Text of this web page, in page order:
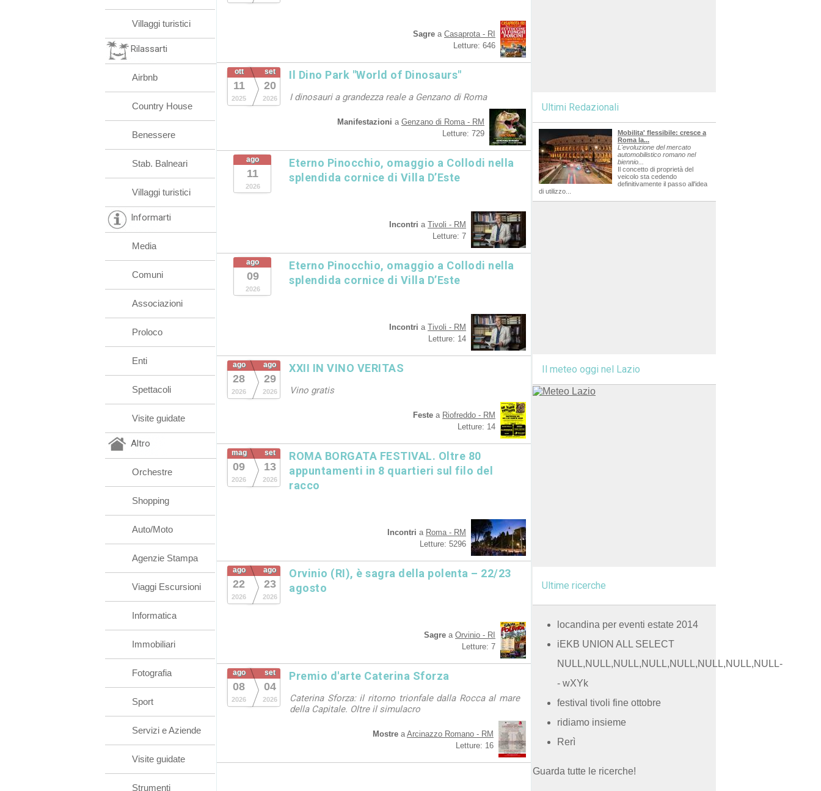
Sagre a Casaprota - RI
Letture: 646
ott
11
2025
set
20
2026
Il Dino Park "World of Dinosaurs"
I dinosauri a grandezza reale a Genzano di Roma
Manifestazioni a Genzano di Roma - RM
Letture: 729
ago
11
2026
Eterno Pinocchio, omaggio a Collodi nella
splendida cornice di Villa D’Este
Incontri a Tivoli - RM
Letture: 7
ago
09
2026
Eterno Pinocchio, omaggio a Collodi nella
splendida cornice di Villa D’Este
Incontri a Tivoli - RM
Letture: 14
ago
28
2026
ago
29
2026
XXII IN VINO VERITAS
Vino gratis
Feste a Riofreddo - RM
Letture: 14
mag
09
2026
set
13
2026
ROMA BORGATA FESTIVAL. Oltre 80
appuntamenti in 8 quartieri sul filo del
racco
Incontri a Roma - RM
Letture: 5296
ago
22
2026
ago
23
2026
Orvinio (RI), è sagra della polenta – 22/23
agosto
Sagre a Orvinio - RI
Letture: 7
ago
08
2026
set
04
2026
Premio d'arte Caterina Sforza
Caterina Sforza: il ritorno trionfale dalla Rocca al mare
della Capitale. Oltre il simulacro
Mostre aArcinazzo Romano - RM
Letture: 16
Villaggi turistici
Rilassarti
Airbnb
Country House
Benessere
Stab. Balneari
Villaggi turistici
Informarti
Media
Comuni
Associazioni
Proloco
Enti
Spettacoli
Visite guidate
Altro
Orchestre
Shopping
Auto/Moto
Agenzie Stampa
Viaggi Escursioni
Informatica
Immobiliari
Fotografia
Sport
Servizi e Aziende
Visite guidate
Strumenti
Ultimi Redazionali
Mobilita' flessibile: cresce a
Roma la...
L'evoluzione del mercato
automobilistico romano nel
biennio...
Il concetto di proprietà del
veicolo sta cedendo
definitivamente il passo all'idea
di utilizzo...
Il meteo oggi nel Lazio
Ultime ricerche
locandina per eventi estate 2014
iEKB UNION ALL SELECT
NULL,NULL,NULL,NULL,NULL,NULL,NULL,NULL-
- wXYk
festival tivoli fine ottobre
ridiamo insieme
Rerì
Guarda tutte le ricerche!